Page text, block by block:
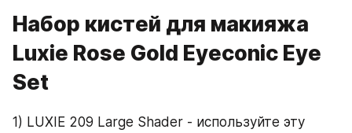
Набор кистей для макияжа
Luxie Rose Gold Eyeconic Eye
Set
1) LUXIE 209 Large Shader - используйте эту